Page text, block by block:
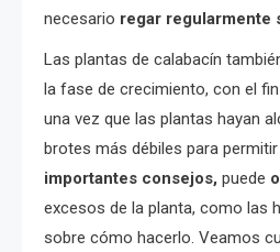
necesario regar regularmente
Las plantas de calabacín
la fase de crecimiento, con el
una vez que las plantas hayan
brotes más débiles para
importantes consejos, puede
excesos de la planta, como las
sobre cómo hacerlo. Veamos